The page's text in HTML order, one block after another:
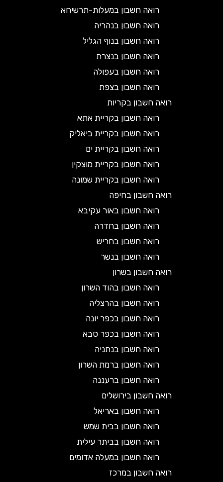
רואה חשבון במעלות-תרשיחא
רואה חשבון בנהריה
רואה חשבון בנוף הגליל
רואה חשבון בנצרת
רואה חשבון בעפולה
רואה חשבון בצפת
רואה חשבון בקריות
רואה חשבון בקריית אתא
רואה חשבון בקריית ביאליק
רואה חשבון בקריית ים
רואה חשבון בקריית מוצקין
רואה חשבון בקריית שמונה
רואה חשבון בחיפה
רואה חשבון באור עקיבא
רואה חשבון בחדרה
רואה חשבון בחריש
רואה חשבון בנשר
רואה חשבון בשרון
רואה חשבון בהוד השרון
רואה חשבון בהרצליה
רואה חשבון בכפר יונה
רואה חשבון בכפר סבא
רואה חשבון בנתניה
רואה חשבון ברמת השרון
רואה חשבון ברעננה
רואה חשבון בירושלים
רואה חשבון באריאל
רואה חשבון בבית שמש
רואה חשבון בביתר עילית
רואה חשבון במעלה אדומים
רואה חשבון במרכז